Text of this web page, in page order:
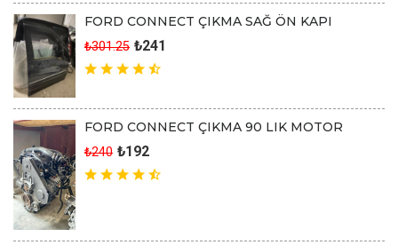
FORD CONNECT ÇIKMA SAĞ ÖN KAPI
₺301.25 ₺241
FORD CONNECT ÇIKMA 90 LIK MOTOR
₺240 ₺192